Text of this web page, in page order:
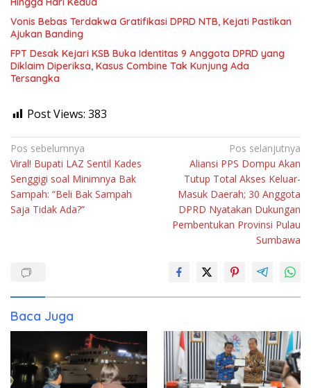
Vonis Bebas Terdakwa Gratifikasi DPRD NTB, Kejati Pastikan
Ajukan Banding
FPT Desak Kejari KSB Buka Identitas 9 Anggota DPRD yang
Diklaim Diperiksa, Kasus Combine Tak Kunjung Ada
Tersangka
Post Views: 383
Navigasi
pos
Pos sebelumnya
Viral! Bupati LAZ Sentil Kades
Senggigi soal Minimnya Bak
Sampah: “Beli Bak Sampah
Saja Tidak Ada?”
Pos selanjutnya
Aliansi PPS Dompu Akan
Tutup Total Akses Keluar-
Masuk Daerah; 30 Anggota
DPRD Nyatakan Dukungan
Pembentukan Provinsi Pulau
Sumbawa
Baca Juga